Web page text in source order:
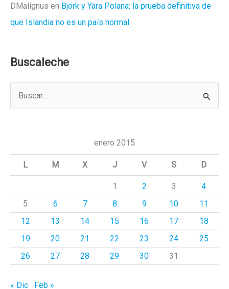
DMalignus en Björk y Yara Polana: la prueba definitiva de
que Islandia no es un país normal
Buscaleche
a
enero 2015
L M X J V S D
1 2 3
4
5
6 7 8 9 10
11
12
13 14 15 16 17
18
19
20 21 22 23 24
25
26
27 28 29 30 31
« Dic Feb »